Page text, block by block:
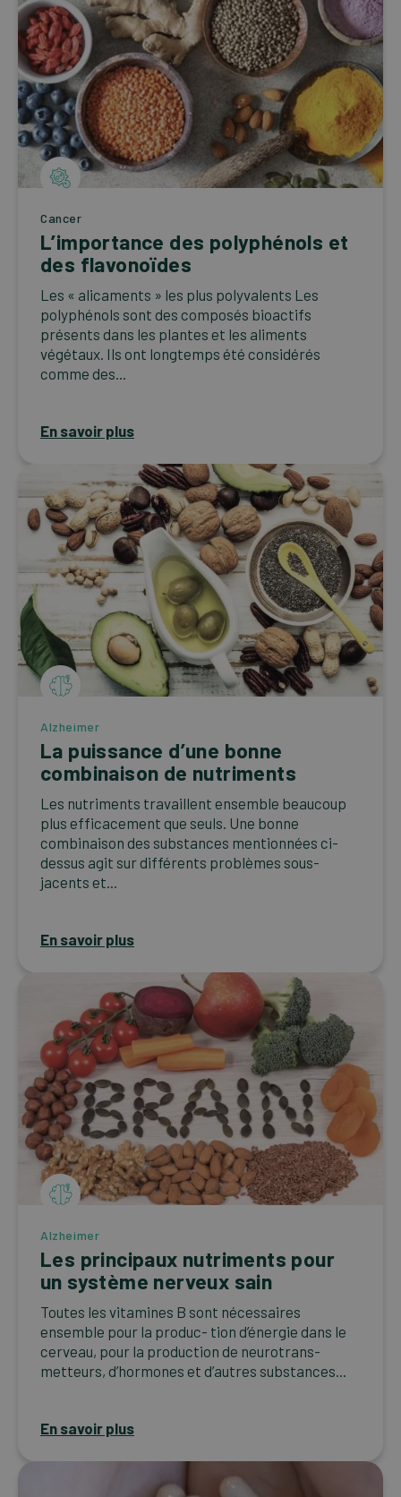
Cancer
L’importance des polyphénols et
des flavonoïdes
Les « alicaments » les plus polyvalents Les
polyphénols sont des composés bioactifs
présents dans les plantes et les aliments
végétaux. Ils ont longtemps été considérés
comme des...
En savoir plus
Alzheimer
La puissance d’une bonne
combinaison de nutriments
Les nutriments travaillent ensemble beaucoup
plus efficacement que seuls. Une bonne
combinaison des substances mentionnées ci-
dessus agit sur différents problèmes sous-
jacents et...
En savoir plus
Alzheimer
Les principaux nutriments pour
un système nerveux sain
Toutes les vitamines B sont nécessaires
ensemble pour la produc- tion d’énergie dans le
cerveau, pour la production de neurotrans-
metteurs, d’hormones et d’autres substances...
En savoir plus